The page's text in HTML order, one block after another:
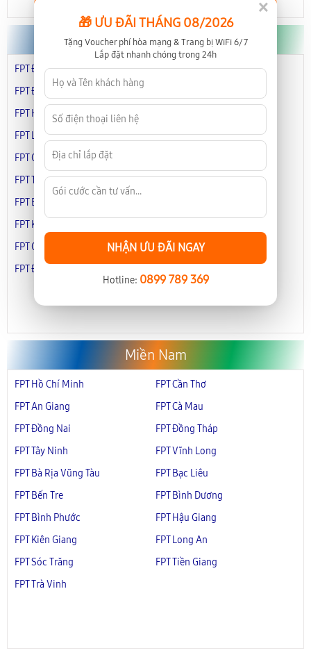
Miền Trung
FPT Đà Nẵng
FPT Huế
FPT Đắk Lắk
FPT Hà Tĩnh
FPT Lâm Đồng
FPT Nghệ An
FPT Quảng Ngãi
FPT Thanh Hóa
FPT Phú Yên
FPT Bình Định
FPT Kon Tum
FPT Quảng Bình
FPT Quảng Nam
FPT Đắk Nông
Miền Nam
FPT Hồ Chí Minh
FPT Cần Thơ
FPT An Giang
FPT Cà Mau
FPT Đồng Nai
FPT Đồng Tháp
FPT Tây Ninh
FPT Vĩnh Long
FPT Bà Rịa Vũng Tàu
FPT Bạc Liêu
FPT Bến Tre
FPT Bình Dương
FPT Bình Phước
FPT Hậu Giang
FPT Kiên Giang
FPT Long An
FPT Sóc Trăng
FPT Tiền Giang
FPT Trà Vinh
×
🎁 ƯU ĐÃI THÁNG 08/2026
Tặng Voucher phí hòa mạng & Trang bị WiFi 6/7
Lắp đặt nhanh chóng trong 24h
NHẬN ƯU ĐÃI NGAY
Hotline: 0899 789 369